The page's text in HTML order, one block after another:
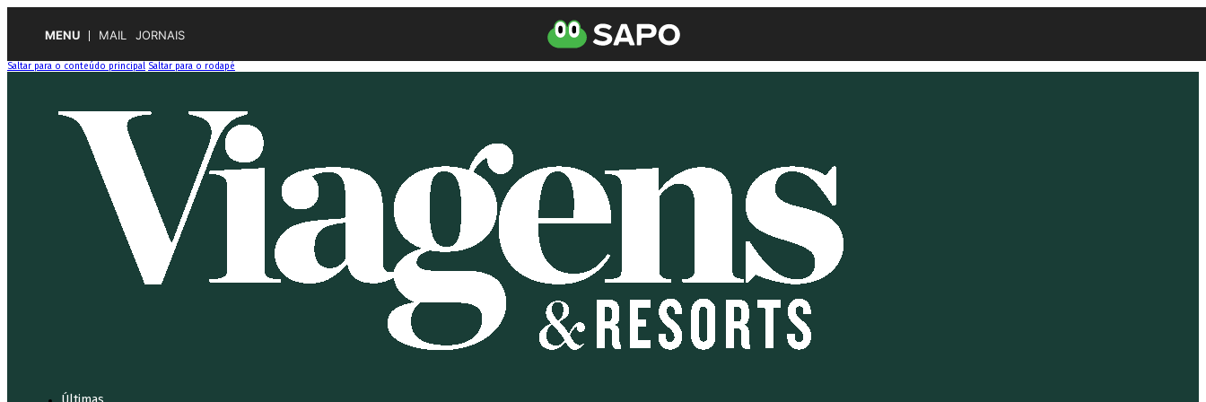
MENU MAIL JORNAIS
Saltar para o conteúdo principal Saltar para o rodapé